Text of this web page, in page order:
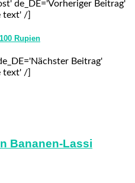
de_DE='Vorheriger Beitrag'
text' /]
Rupien
Beitrag'
text' /]
Bananen-Lassi